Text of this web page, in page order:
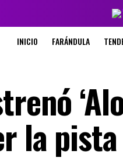
INICIO FARÁNDULA
la